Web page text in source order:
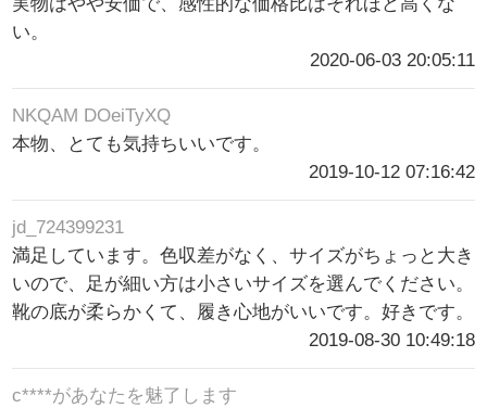
い。
2020-06-03 20:05:11
NKQAM DOeiTyXQ
本物、とても気持ちいいです。
2019-10-12 07:16:42
jd_724399231
満足しています。色収差がなく、サイズがちょっと大き
いので、足が細い方は小さいサイズを選んでください。
靴の底が柔らかくて、履き心地がいいです。好きです。
2019-08-30 10:49:18
c****があなたを魅了します